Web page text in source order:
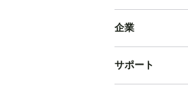
企業
サポート